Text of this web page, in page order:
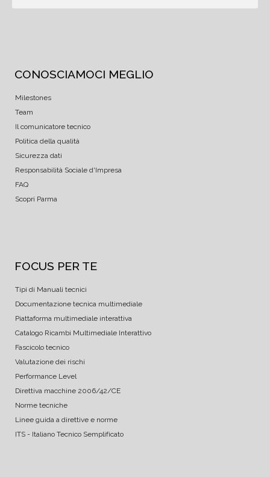
CONOSCIAMOCI MEGLIO
Milestones
Team
Il comunicatore tecnico
Politica della qualità
Sicurezza dati
Responsabilità Sociale d'Impresa
FAQ
Scopri Parma
FOCUS PER TE
Tipi di Manuali tecnici
Documentazione tecnica multimediale
Piattaforma multimediale interattiva
Catalogo Ricambi Multimediale Interattivo
Fascicolo tecnico
Valutazione dei rischi
Performance Level
Direttiva macchine 2006/42/CE
Norme tecniche
Linee guida a direttive e norme
ITS - Italiano Tecnico Semplificato